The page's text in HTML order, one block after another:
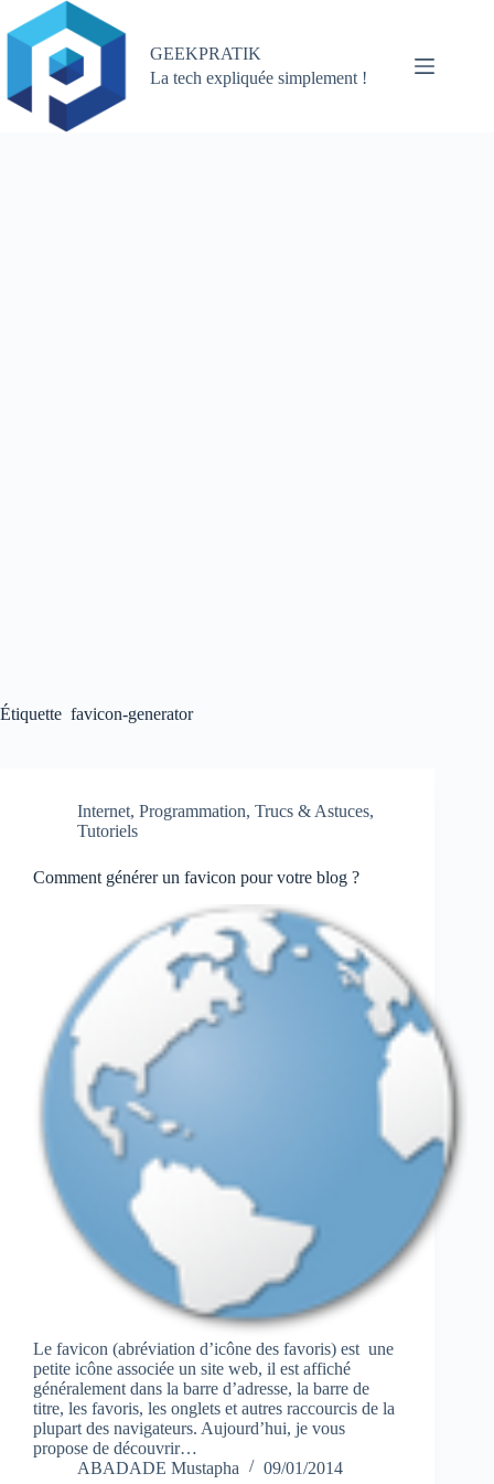
au
contenu
GEEKPRATIK
La tech expliquée simplement !
Étiquette favicon-generator
Internet, Programmation, Trucs & Astuces,
Tutoriels
Comment générer un favicon pour votre blog ?
Le favicon (abréviation d’icône des favoris) est une
petite icône associée un site web, il est affiché
généralement dans la barre d’adresse, la barre de
titre, les favoris, les onglets et autres raccourcis de la
plupart des navigateurs. Aujourd’hui, je vous
propose de découvrir…
ABADADE Mustapha
09/01/2014